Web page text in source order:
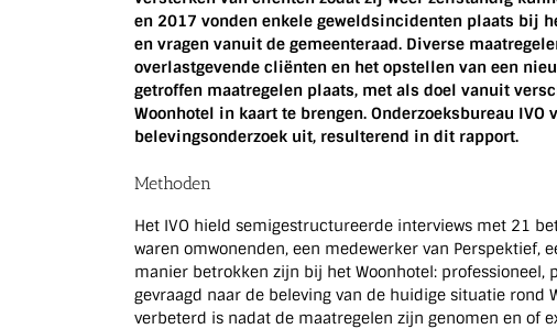
en 2017 vonden enkele geweldsincidenten plaats bij
en vragen vanuit de gemeenteraad. Diverse
overlastgevende cliënten en het opstellen van een
getroffen maatregelen plaats, met als doel vanuit
Woonhotel in kaart te brengen. Onderzoeksbureau
belevingsonderzoek uit, resulterend in dit rapport.
Methoden
Het IVO hield semigestructureerde interviews met 21
waren omwonenden, een medewerker van Perspektief,
manier betrokken zijn bij het Woonhotel:
gevraagd naar de beleving van de huidige situatie rond
verbeterd is nadat de maatregelen zijn genomen en of